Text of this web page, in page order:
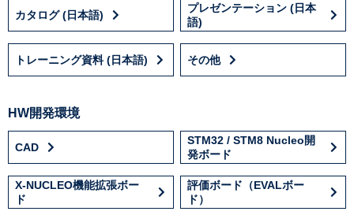
カタログ (日本語)
プレゼンテーション (日本
語)
トレーニング資料 (日本語) その他
HW開発環境
CAD
STM32 / STM8 Nucleo開
発ボード
X-NUCLEO機能拡張ボー
ド
評価ボード（EVALボー
ド）